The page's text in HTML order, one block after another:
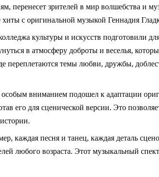
перенесет зрителей в мир волшебства и
с оригинальной музыкой Геннадия
культуры и искусств подготовили
в атмосферу доброты и веселья,
переплетаются темы любви, дружбы,
вниманием подошел к адаптации
его для сценической версии. Это
каждая песня и танец, каждая деталь
любого возраста. Этот музыкальный